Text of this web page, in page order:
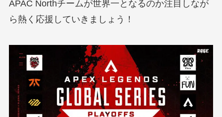
APAC Northチームが世界一となるのか注目しなが
ら熱く応援していきましょう！